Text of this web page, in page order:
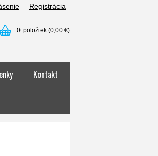
Registrácia
0 položiek (0,00 €)
Kontakt